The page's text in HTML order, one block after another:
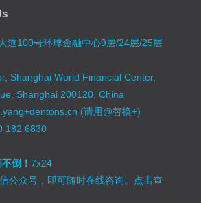
道100号环球金融中心9层/24层/25层
Shanghai World Financial Center,
Shanghai 200120, China
(请用@替换+)
182 6830
不倒！7x24
公众号，即可随时在线咨询。 点击查